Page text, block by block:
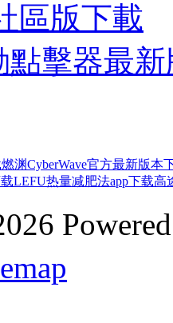
區版下載
點擊器最
燃渊CyberWave官方最新版本
LEFU热量减肥法app下载高